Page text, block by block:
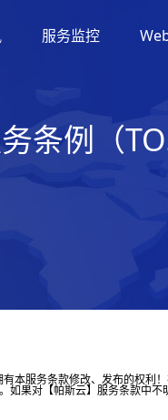
服务监控
条例（
服务条款修改、发布的权
果对【帕斯云】服务条款中不